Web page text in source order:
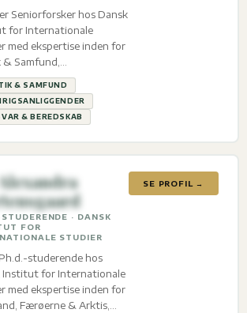
Seniorforsker hos Dansk
for Internationale
med ekspertise inden for
Samfund,
og Forsvar
& SAMFUND
& BEREDSKAB
Alexandra
· DANSK
FOR
STUDIER
studerende hos
Institut for Internationale
med ekspertise inden for
Færøerne & Arktis,
SE PROFIL →